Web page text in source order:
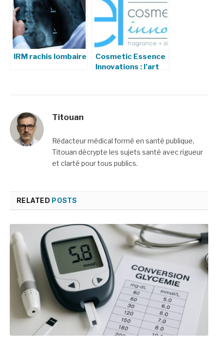
IRM rachis lombaire
Cosmetic Essence
Innovations : l’art
Titouan
Rédacteur médical formé en santé publique,
Titouan décrypte les sujets santé avec rigueur
et clarté pour tous publics.
RELATED POSTS